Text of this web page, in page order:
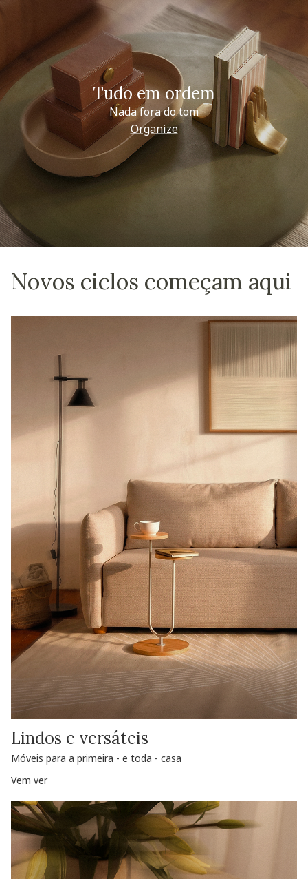
Tudo em ordem
Nada fora do tom
Organize
Novos ciclos começam aqui
Lindos e versáteis
Móveis para a primeira - e toda - casa
Vem ver